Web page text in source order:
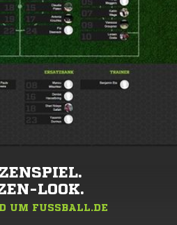
LOOK.
UM FUSSBALL.DE